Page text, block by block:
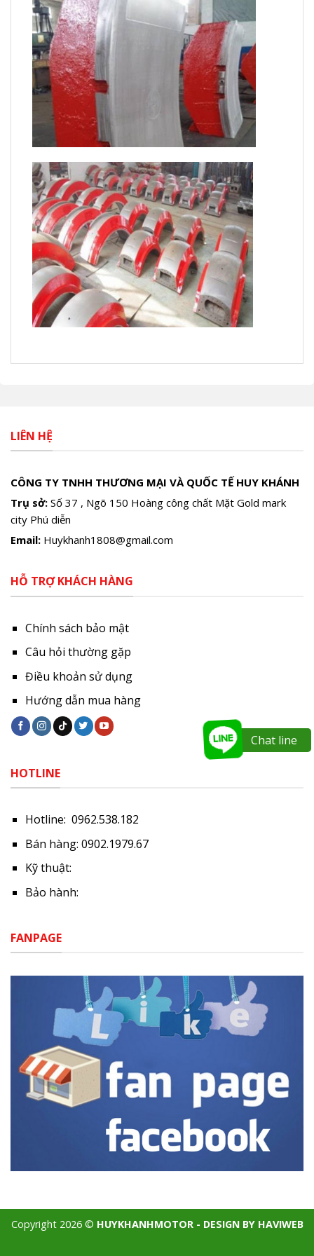
LIÊN HỆ
CÔNG TY TNHH THƯƠNG MẠI VÀ QUỐC TẾ HUY KHÁNH
Trụ sở: Số 37 , Ngõ 150 Hoàng công chất Mặt Gold mark
city Phú diễn
Email: Huykhanh1808@gmail.com
HỖ TRỢ KHÁCH HÀNG
Chính sách bảo mật
Câu hỏi thường gặp
Điều khoản sử dụng
Hướng dẫn mua hàng
HOTLINE
Hotline: 0962.538.182
Bán hàng: 0902.1979.67
Kỹ thuật:
Bảo hành:
FANPAGE
Copyright 2026 © HUYKHANHMOTOR - DESIGN BY HAVIWEB
Chat line